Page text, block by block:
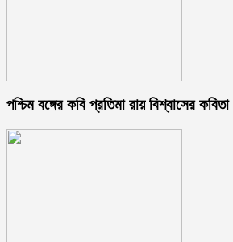
পশ্চিম বঙ্গের কবি প্রতিমা রায় বিশ্বাসের কবিতা